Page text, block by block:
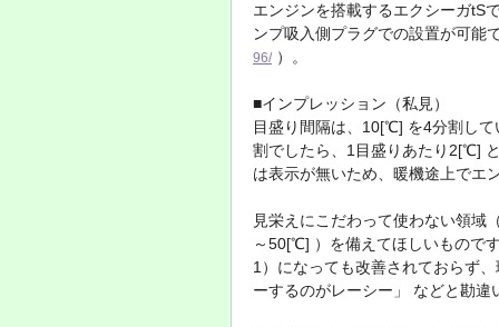
エンジンを搭載するエクシーガtS
ンプ吸入側プラグでの設置が可
96/）。
■インプレッション（私見）
目盛り間隔は、10[℃] を4分割し
割でしたら、1目盛りあたり2[℃]
は表示が無いため、暖機途上でエ
見栄えにこだわって使わない領
～50[℃] ）を備えてほしいもので
1）になっても改善されておらず
ーするのがレーシー」 などと勘